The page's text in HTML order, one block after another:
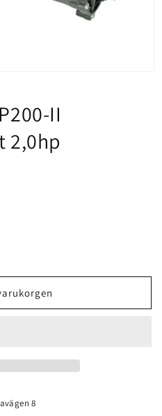
II
2,0hp
8